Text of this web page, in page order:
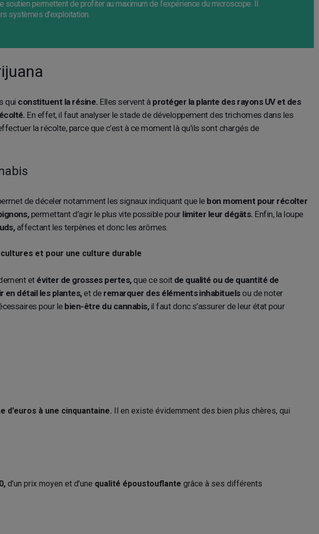
soutien permettent de profiter au maximum de l’expérience du microscope. Il
systèmes d’exploitation.
qui constituent la résine. Elles servent à protéger la plante des rayons UV et des
En effet, il faut analyser le stade de développement des trichomes dans les
la récolte, parce que c’est à ce moment là qu’ils sont chargés de
de déceler notamment les signaux indiquant que le bon moment pour récolter
permettant d’agir le plus vite possible pour limiter leur dégâts. Enfin, la loupe
affectant les terpènes et donc les arômes.
et pour une culture durable
et éviter de grosses pertes,que ce soit de qualité ou de quantité de
en détail les plantes,et de remarquer des éléments inhabituelsou de noter
pour le bien-être du cannabis,il faut donc s’assurer de leur état pour
d’euros à une cinquantaine. Il en existe évidemment des bien plus chères, qui
d’un prix moyen et d’une qualité époustouflante grâce à ses différents